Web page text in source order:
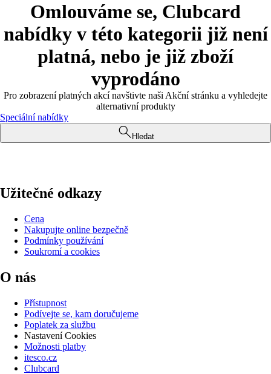
Omlouváme se, Clubcard
nabídky v této kategorii již není
platná, nebo je již zboží
vyprodáno
Pro zobrazení platných akcí navštivte naši Akční stránku a vyhledejte
alternativní produkty
Speciální nabídky
Hledat
Užitečné odkazy
Cena
Nakupujte online bezpečně
Podmínky používání
Soukromí a cookies
O nás
Přístupnost
Podívejte se, kam doručujeme
Poplatek za službu
Nastavení Cookies
Možnosti platby
itesco.cz
Clubcard